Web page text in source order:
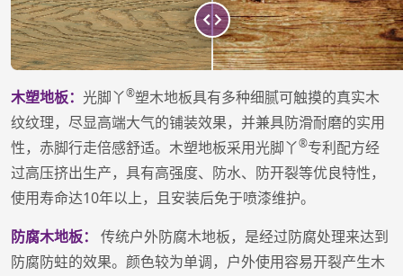
木塑地板： 光脚丫®塑木地板具有多种细腻可触摸的真实木
纹纹理，尽显高端大气的铺装效果，并兼具防滑耐磨的实用
性，赤脚行走倍感舒适。木塑地板采用光脚丫®专利配方经
过高压挤出生产，具有高强度、防水、防开裂等优良特性，
使用寿命达10年以上，且安装后免于喷漆维护。
防腐木地板：
传统户外防腐木地板，是经过防腐处理来达到
防腐防蛀的效果。颜色较为单调，户外使用容易开裂产生木